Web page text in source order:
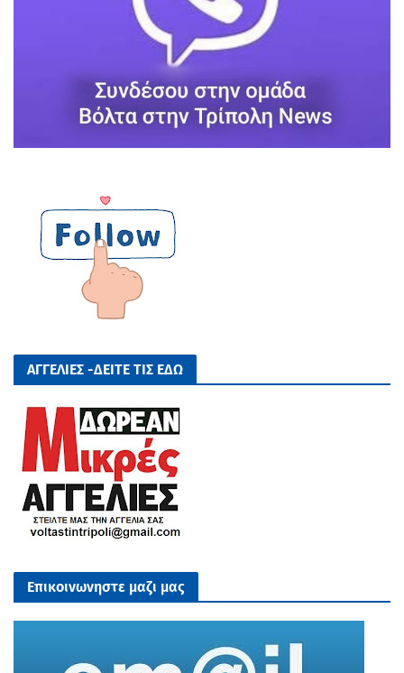
ΑΓΓΕΛΙΕΣ -ΔΕΙΤΕ ΤΙΣ ΕΔΩ
Επικοινωνηστε μαζι μας